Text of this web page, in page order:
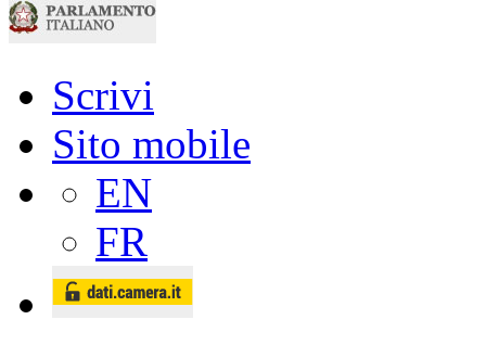
Scrivi
Sito mobile
EN
FR